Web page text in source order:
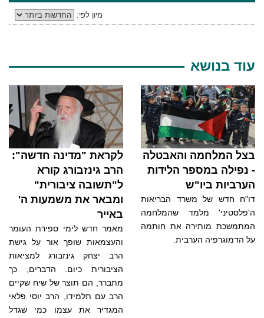
מיון לפי:
עוד בנושא
בצל המלחמה והאבטלה
- נפילה במספר הלידות
הערביות ביו"ש
דו"ח חדש של משרד הבריאות
ה'פלסטיני' מלמד שהמלחמה
המתמשכת מותירה את חותמה
על הדמוגרפיה הערבית.
לקראת "מדינה חדשה":
הרב גינזבורג קורא
ל"תשובה ציבורית"
ומבאר את משמעות ה'
באייר
מאמר חדש לימי ספירת העומר
והעצמאות שופך אור על גישת
הרב יצחק גינזבורג למציאות
הציבורית כיום. הדברים, כך
מתברר, הם תוצר של שיח שקיים
הרב עם תלמידו, הרב יוסי פלאי
המגדיר את עצמו כמי שגדל